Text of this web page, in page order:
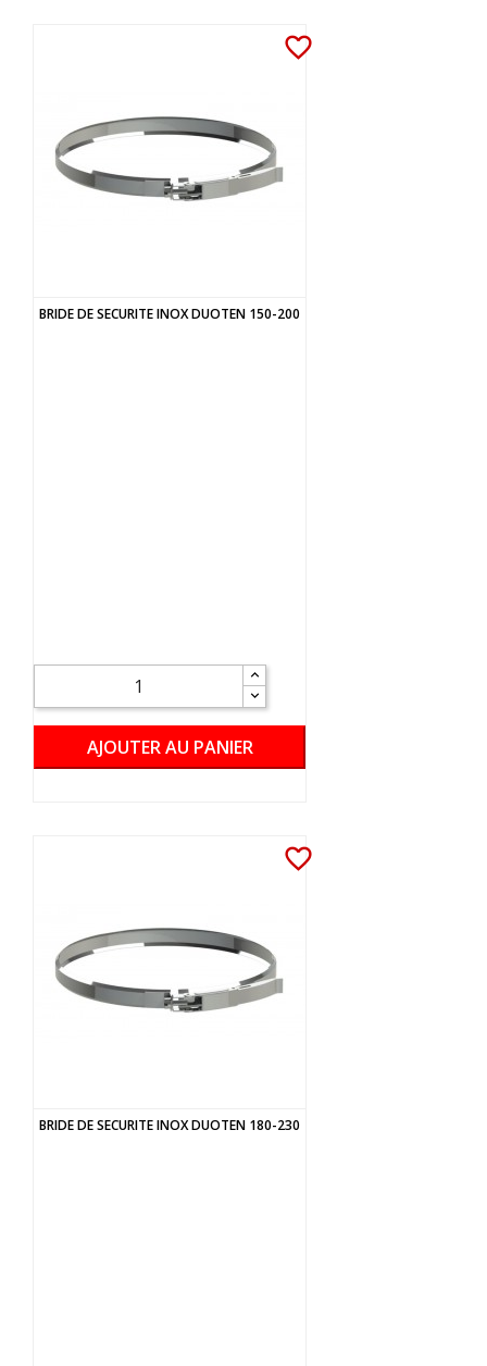
favorite_border
BRIDE DE SECURITE INOX DUOTEN 150-200
AJOUTER AU PANIER
favorite_border
BRIDE DE SECURITE INOX DUOTEN 180-230